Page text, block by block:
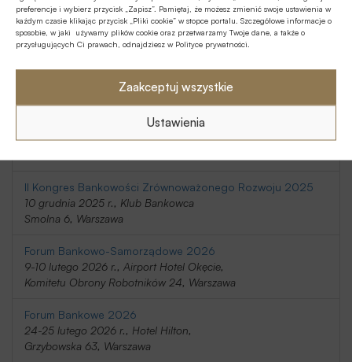
preferencje i wybierz przycisk „Zapisz”. Pamiętaj, że możesz zmienić swoje ustawienia w
każdym czasie klikając przycisk „Pliki cookie” w stopce portalu. Szczegółowe informacje o
sposobie, w jaki używamy plików cookie oraz przetwarzamy Twoje dane, a także o
przysługujących Ci prawach, odnajdziesz w Polityce prywatności.
Zaakceptuj wszystkie
Ustawienia
20-21 listopada 2025 r., Holiday Inn
Telimeny 1, Józefów
Belwederska 23, Warszawa
9 grudnia 2025 r., Novotel Centrum,
II Kongres Bankowości Zrównoważonego Rozwoju 2025
10 grudnia 2025 r., Klub Bankowca
Smolna 6, Warszawa
Forum Bankowo-Samorządowe 2026
9-10 lutego 2026 r., Airport Hotel Okęcie,
Komitetu Obrony Robotników 24, Warszawa
Forum Bankowe 2026
24-25 lutego 2026 r., Hotel Hilton,
Grzybowska 63, Warszawa